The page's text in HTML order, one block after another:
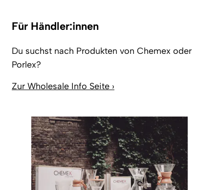
Für Händler:innen
Du suchst nach Produkten von Chemex oder
Porlex?
Zur Wholesale Info Seite ›